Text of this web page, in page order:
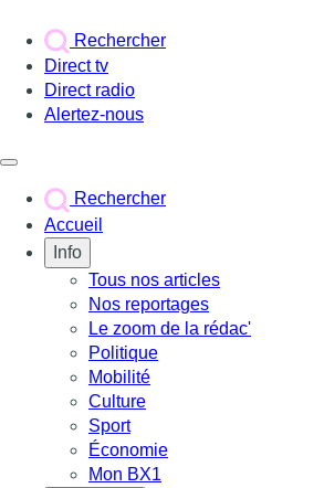
Rechercher
Direct tv
Direct radio
Alertez-nous
Rechercher
Accueil
Info
Tous nos articles
Nos reportages
Le zoom de la rédac'
Politique
Mobilité
Culture
Sport
Économie
Mon BX1